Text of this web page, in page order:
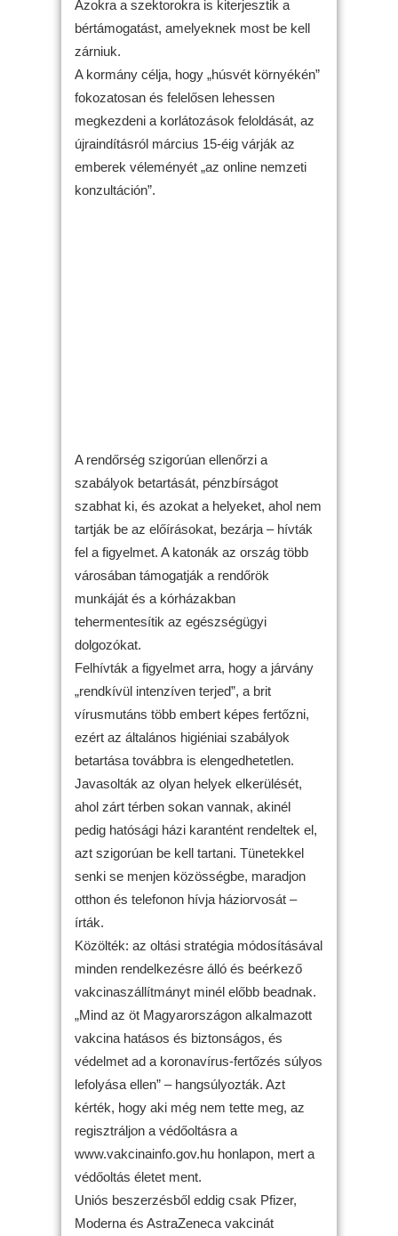
Azokra a szektorokra is kiterjesztik a
bértámogatást, amelyeknek most be kell
zárniuk.
A kormány célja, hogy „húsvét környékén”
fokozatosan és felelősen lehessen
megkezdeni a korlátozások feloldását, az
újraindításról március 15-éig várják az
emberek véleményét „az online nemzeti
konzultáción”.
A rendőrség szigorúan ellenőrzi a
szabályok betartását, pénzbírságot
szabhat ki, és azokat a helyeket, ahol nem
tartják be az előírásokat, bezárja – hívták
fel a figyelmet. A katonák az ország több
városában támogatják a rendőrök
munkáját és a kórházakban
tehermentesítik az egészségügyi
dolgozókat.
Felhívták a figyelmet arra, hogy a járvány
„rendkívül intenzíven terjed”, a brit
vírusmutáns több embert képes fertőzni,
ezért az általános higiéniai szabályok
betartása továbbra is elengedhetetlen.
Javasolták az olyan helyek elkerülését,
ahol zárt térben sokan vannak, akinél
pedig hatósági házi karantént rendeltek el,
azt szigorúan be kell tartani. Tünetekkel
senki se menjen közösségbe, maradjon
otthon és telefonon hívja háziorvosát –
írták.
Közölték: az oltási stratégia módosításával
minden rendelkezésre álló és beérkező
vakcinaszállítmányt minél előbb beadnak.
„Mind az öt Magyarországon alkalmazott
vakcina hatásos és biztonságos, és
védelmet ad a koronavírus-fertőzés súlyos
lefolyása ellen” – hangsúlyozták. Azt
kérték, hogy aki még nem tette meg, az
regisztráljon a védőoltásra a
www.vakcinainfo.gov.hu honlapon, mert a
védőoltás életet ment.
Uniós beszerzésből eddig csak Pfizer,
Moderna és AstraZeneca vakcinát